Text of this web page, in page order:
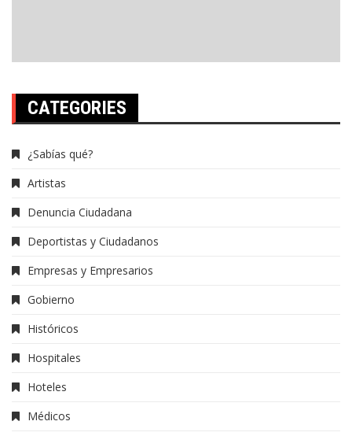
CATEGORIES
¿Sabías qué?
Artistas
Denuncia Ciudadana
Deportistas y Ciudadanos
Empresas y Empresarios
Gobierno
Históricos
Hospitales
Hoteles
Médicos